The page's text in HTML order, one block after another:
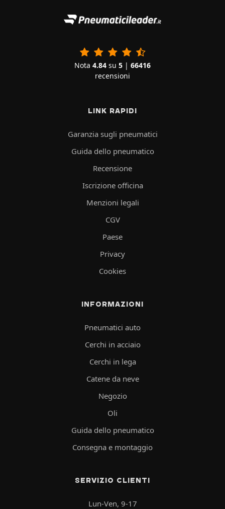
Nota 4.84 su 5 | 66416
recensioni
LINK RAPIDI
Garanzia sugli pneumatici
Guida dello pneumatico
Recensione
Iscrizione officina
Menzioni legali
CGV
Paese
Privacy
Cookies
INFORMAZIONI
Pneumatici auto
Cerchi in acciaio
Cerchi in lega
Catene da neve
Negozio
Oli
Guida dello pneumatico
Consegna e montaggio
SERVIZIO CLIENTI
Lun-Ven, 9-17